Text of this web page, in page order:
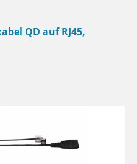
QD auf RJ45,